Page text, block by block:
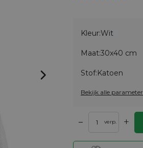
Kleur:Wit
Maat:30x40 cm
Stof:Katoen
Bekijk alle
– verp. +